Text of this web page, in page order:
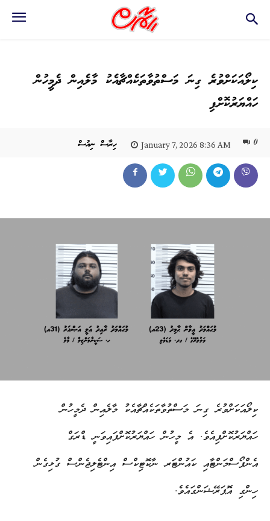
ކިލޯއަކަށްވުރެ ގިނަ މަސްތުވާތަކެއްޗާއެކު މާލެއިން ދެމީހުން
ހައްޔަރުކޮށްފި
ހިރާސް ނިއުސް January 7, 2026 8:36 AM 0
ކިލޯއަކަށްވުރެ ގިނަ މަސްތުވާތަކެއްޗާއެކު މާލެއިން ދެމީހުން
ހައްޔަރުކޮށްފިއެވެ. އެ މީހުން ހައްޔަރުކޮށްފައިވަނީ ޑްރަގް
އެންފޯސްމަންޓާއި ކައުންޓަރ ނާކޮޓިކްސް އިންޓެލިޖެންސް ގުޅިގެން
ހިންގި އޮޕަރޭޝަންގައެވެ.